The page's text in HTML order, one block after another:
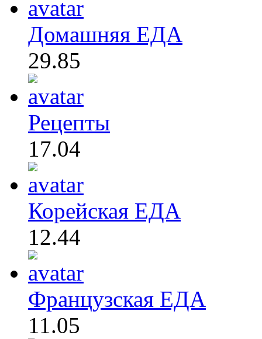
Домашняя ЕДА
29.85
Рецепты
17.04
Корейская ЕДА
12.44
Французская ЕДА
11.05